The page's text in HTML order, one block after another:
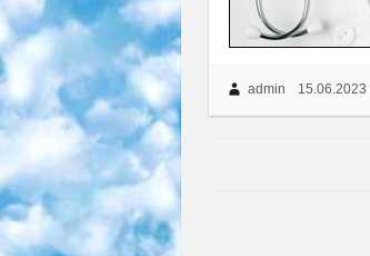
admin 15.06.2023